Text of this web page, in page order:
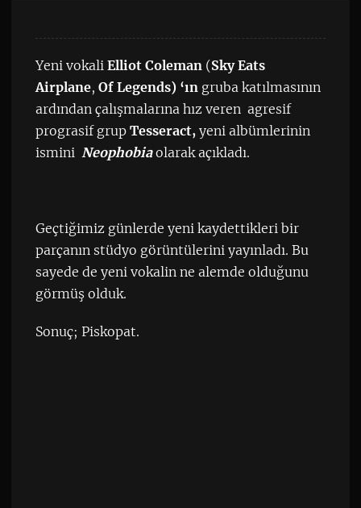
Yeni vokali Elliot Coleman(Sky Eats
Airplane, Of Legends) ‘ın gruba katılmasının
ardından çalışmalarına hız veren agresif
prograsif grup Tesseract,yeni albümlerinin
ismini Neophobiaolarak açıkladı.
Geçtiğimiz günlerde yeni kaydettikleri bir
parçanın stüdyo görüntülerini yayınladı. Bu
sayede de yeni vokalin ne alemde olduğunu
görmüş olduk.
Sonuç; Piskopat.